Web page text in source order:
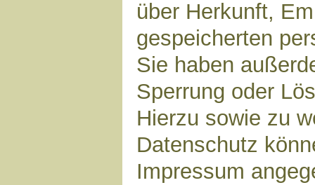
über Herkunft,
gespeicherten
Sie haben
Sperrung oder
Hierzu sowie zu
Datenschutz
Impressum